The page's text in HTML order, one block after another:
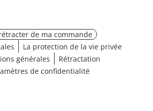
de ma commande
La protection de la vie privée
générales
Rétractation
de confidentialité